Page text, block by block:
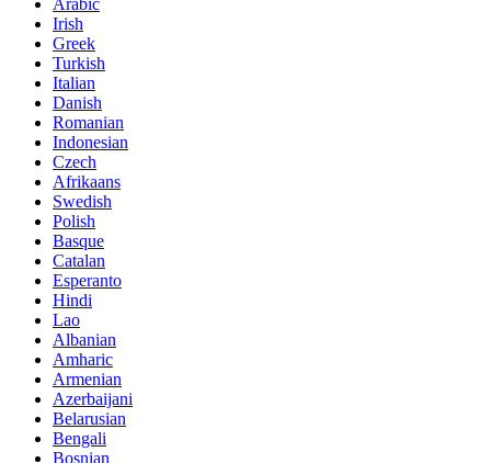
Arabic
Irish
Greek
Turkish
Italian
Danish
Romanian
Indonesian
Czech
Afrikaans
Swedish
Polish
Basque
Catalan
Esperanto
Hindi
Lao
Albanian
Amharic
Armenian
Azerbaijani
Belarusian
Bengali
Bosnian